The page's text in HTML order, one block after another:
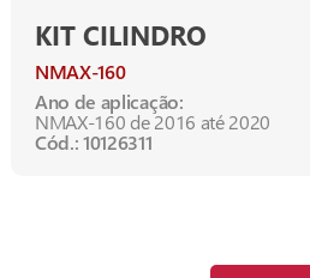
KIT CILINDRO
NMAX-160
Ano de aplicação:
NMAX-160 de 2016 até 2020
Cód.: 10126311